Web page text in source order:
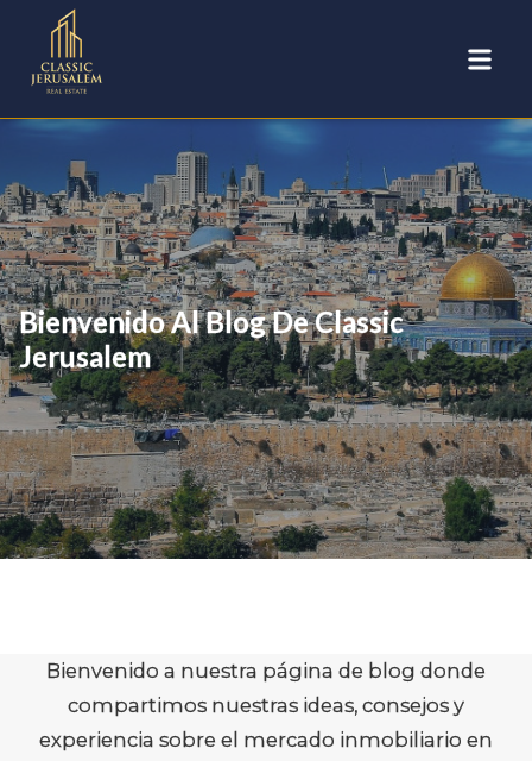
Bienvenido Al Blog De Classic
Jerusalem
Bienvenido a nuestra página de blog donde
compartimos nuestras ideas, consejos y
experiencia sobre el mercado inmobiliario en